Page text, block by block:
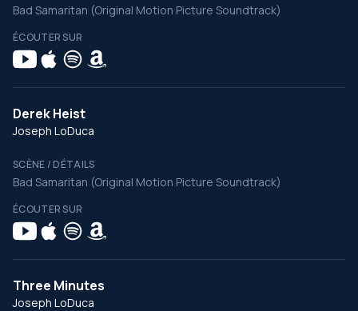
Bad Samaritan (Original Motion Picture Soundtrack)
ÉCOUTER SUR
Derek Heist
Joseph LoDuca
SCÈNE / DÉTAILS
Bad Samaritan (Original Motion Picture Soundtrack)
ÉCOUTER SUR
Three Minutes
Joseph LoDuca